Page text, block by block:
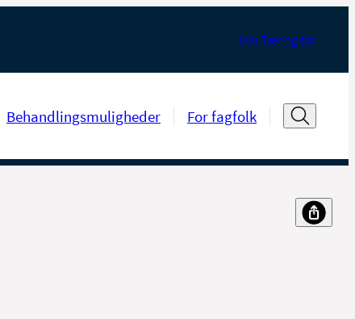
Om Tæt og tør
Behandlingsmuligheder For fagfolk